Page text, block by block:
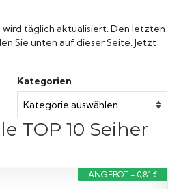
wird täglich aktualisiert. Den letzten
Sie unten auf dieser Seite. Jetzt
Kategorien
TOP 10 Seiher
ANGEBOT - 0,81 €